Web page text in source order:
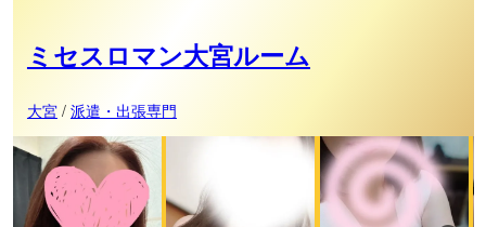
ミセスロマン大宮ルーム
大宮/ 派遣・出張専門